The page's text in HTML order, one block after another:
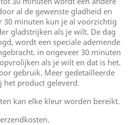
al de gewenste gladheid en
minuten kun je al voorzichtig
gladstrijken als je wilt. De dag
wordt een speciale ademende
in ongeveer 30 minuten
als je wilt en dat is het.
gebruik. Meer gedetailleerde
het product geleverd.
kan elke kleur worden bereikt.